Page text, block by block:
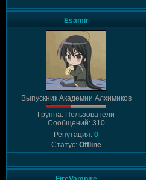
Esamir
Выпускник Академии Алхимиков
Группа: Пользователи
Сообщений: 310
Репутация: 0
Статус: Offline